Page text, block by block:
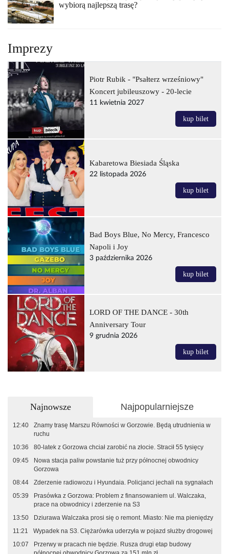
wybiorą najlepszą trasę?
Imprezy
Piotr Rubik - "Psałterz wrześniowy"
Koncert jubileuszowy - 20-lecie
11 kwietnia 2027
kup bilet
Kabaretowa Biesiada Śląska
22 listopada 2026
kup bilet
Bad Boys Blue, No Mercy, Francesco
Napoli i Joy
3 października 2026
kup bilet
LORD OF THE DANCE - 30th
Anniversary Tour
9 grudnia 2026
kup bilet
Najnowsze Najpopularniejsze
12:40
Znamy trasę Marszu Równości w Gorzowie. Będą utrudnienia w
ruchu
10:36
80-latek z Gorzowa chciał zarobić na złocie. Stracił 55 tysięcy
09:45
Nowa stacja paliw powstanie tuż przy północnej obwodnicy
Gorzowa
08:44
Zderzenie radiowozu i Hyundaia. Policjanci jechali na sygnałach
05:39
Prasówka z Gorzowa: Problem z finansowaniem ul. Walczaka,
prace na obwodnicy i zderzenie na S3
13:50
Dziurawa Walczaka prosi się o remont. Miasto: Nie ma pieniędzy
11:21
Wypadek na S3. Ciężarówka uderzyła w pojazd służby drogowej
10:07
Przerwy w pracach nie będzie. Rusza drugi etap budowy